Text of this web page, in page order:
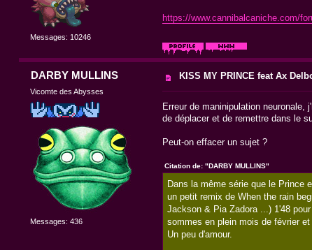
Messages: 10246
https://www.cannibalcaniche.com/
DARBY MULLINS
Vicomte des Abysses
Messages: 436
KISS MY PRINCE feat Ax
Erreur de maninipulation neuronale,
de déplacer et de remettre dans le
Peut-on effacer un sujet ?
Citation de: "DARBY MULLINS"
Dans la même série que le Prince
un petit remix de When the rain
Jackson & Pia Zadora ...) 1'48
sommes en plein mois de février
Un peu d'amour.